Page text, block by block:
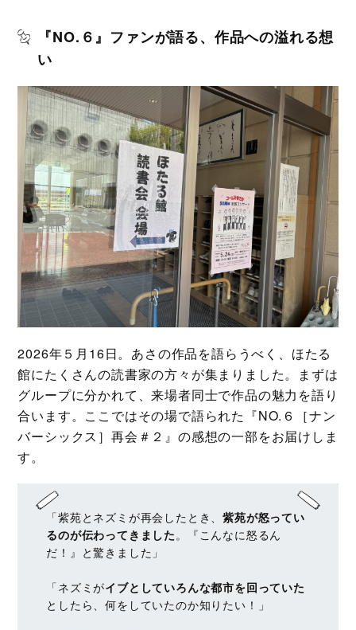
『NO.６』ファンが語る、作品への溢れる想
い
2026年５月16日。あさの作品を語らうべく、ほたる
館にたくさんの読書家の方々が集まりました。まずは
グループに分かれて、来場者同士で作品の魅力を語り
合います。ここではその場で語られた『NO.６［ナン
バーシックス］再会＃２』の感想の一部をお届けしま
す。
「紫苑とネズミが再会したとき、紫苑が怒ってい
るのが伝わってきました 。『こんなに怒るん
だ！』と驚きました」
「ネズミがイブとしていろんな都市を回っていた
としたら、何をしていたのか知りたい！」